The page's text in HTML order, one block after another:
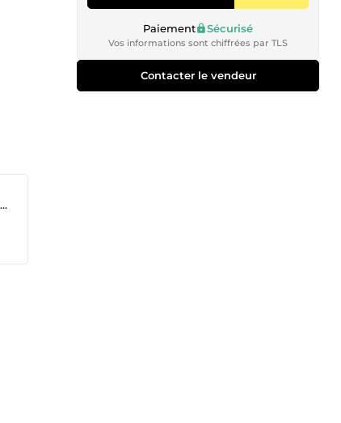
Paiement Sécurisé
Vos informations sont chiffrées par TLS
Contacter le vendeur